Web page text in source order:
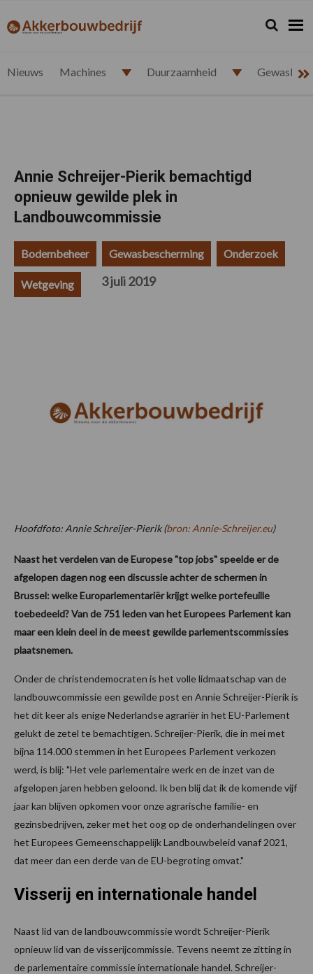
de
de
de
de
akkerbouwbedrijf.nl Zoeken...
Zoek
Nieuws Machines Duurzaamheid
Annie Schreijer-Pierik bemachtigd
opnieuw gewilde plek in
Landbouwcommissie
Bodembeheer Gewasbescherming Onderzoek
Wetgeving 3 juli 2019
Hoofdfoto: Annie Schreijer-Pierik (bron: Annie-Schreijer.eu)
Naast het verdelen van de Europese "top jobs" speelde er de
afgelopen dagen nog een discussie achter de schermen in
Brussel: welke Europarlementariër krijgt welke portefeuille
toebedeeld? Van de 751 leden van het Europees Parlement kan
maar een klein deel in de meest gewilde parlementscommissies
plaatsnemen.
Onder de christendemocraten is het volle lidmaatschap van de
landbouwcommissie een gewilde post en Annie Schreijer-Pierik is
het dit keer als enige Nederlandse agrariër in het EU-Parlement
gelukt de zetel te bemachtigen. Schreijer-Pierik, die in mei met
bijna 114.000 stemmen in het Europees Parlement verkozen
werd, is blij: "Het vele parlementaire werk en de inzet van de
afgelopen jaren hebben geloond. Ik ben blij dat ik de komende vijf
jaar kan blijven opkomen voor onze agrarische familie- en
gezinsbedrijven, zeker met het oog op de onderhandelingen over
het Europees Gemeenschappelijk Landbouwbeleid vanaf 2021,
dat meer dan een derde van de EU-begroting omvat."
Visserij en internationale handel
Naast lid van de landbouwcommissie wordt Schreijer-Pierik
opnieuw lid van de visserijcommissie. Tevens neemt ze zitting in
de parlementaire commissie internationale handel. Schreijer-